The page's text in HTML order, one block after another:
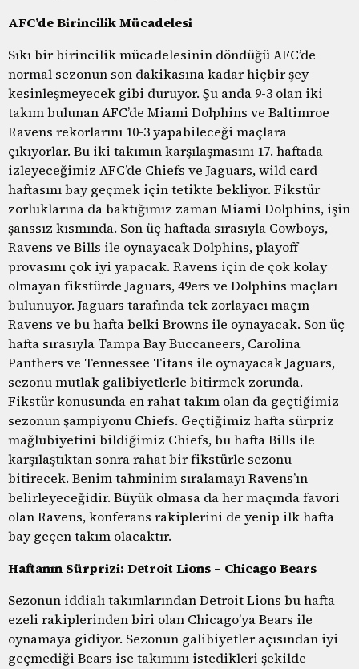
AFC’de Birincilik Mücadelesi
Sıkı bir birincilik mücadelesinin döndüğü AFC’de
normal sezonun son dakikasına kadar hiçbir şey
kesinleşmeyecek gibi duruyor. Şu anda 9-3 olan iki
takım bulunan AFC’de Miami Dolphins ve Baltimroe
Ravens rekorlarını 10-3 yapabileceği maçlara
çıkıyorlar. Bu iki takımın karşılaşmasını 17. haftada
izleyeceğimiz AFC’de Chiefs ve Jaguars, wild card
haftasını bay geçmek için tetikte bekliyor. Fikstür
zorluklarına da baktığımız zaman Miami Dolphins, işin
şanssız kısmında. Son üç haftada sırasıyla Cowboys,
Ravens ve Bills ile oynayacak Dolphins, playoff
provasını çok iyi yapacak. Ravens için de çok kolay
olmayan fikstürde Jaguars, 49ers ve Dolphins maçları
bulunuyor. Jaguars tarafında tek zorlayacı maçın
Ravens ve bu hafta belki Browns ile oynayacak. Son üç
hafta sırasıyla Tampa Bay Buccaneers, Carolina
Panthers ve Tennessee Titans ile oynayacak Jaguars,
sezonu mutlak galibiyetlerle bitirmek zorunda.
Fikstür konusunda en rahat takım olan da geçtiğimiz
sezonun şampiyonu Chiefs. Geçtiğimiz hafta sürpriz
mağlubiyetini bildiğimiz Chiefs, bu hafta Bills ile
karşılaştıktan sonra rahat bir fikstürle sezonu
bitirecek. Benim tahminim sıralamayı Ravens’ın
belirleyeceğidir. Büyük olmasa da her maçında favori
olan Ravens, konferans rakiplerini de yenip ilk hafta
bay geçen takım olacaktır.
Haftanın Sürprizi: Detroit Lions – Chicago Bears
Sezonun iddialı takımlarından Detroit Lions bu hafta
ezeli rakiplerinden biri olan Chicago’ya Bears ile
oynamaya gidiyor. Sezonun galibiyetler açısından iyi
geçmediği Bears ise takımını istedikleri şekilde